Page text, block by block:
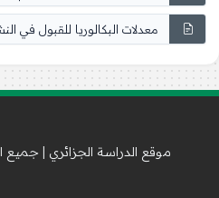
معدلات البكالوريا للقبول في
موقع الدراسة الجزائري | جميع